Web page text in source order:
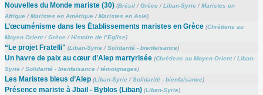
Nouvelles du Monde mariste (30) (Brésil/Grèce/Liban-Syrie/Maristes en
Afrique/Maristes en Amérique/Maristes en Asie)
L’œcuménisme dans les Établissements maristes en Grèce (Chrétiens au
Moyen Orient/Grèce/Histoire de l’Eglise)
“Le projet Fratelli" (Liban-Syrie/Solidarité - bienfaisance)
Un havre de paix au cœur d’Alep martyrisée (Chrétiens au Moyen Orient/Liban-
Syrie/Solidarité - bienfaisance/témoignages)
Les Maristes bleus d’Alep (Liban-Syrie/Solidarité - bienfaisance)
Présence mariste à Jbail - Byblos (Liban) (Liban-Syrie)